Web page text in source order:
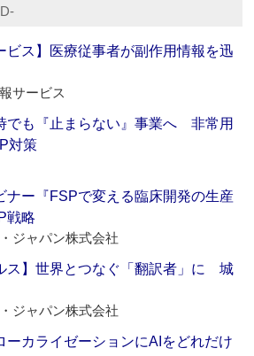
ビス】医療従事者が副作用情報を迅
サービス
でも『止まらない』事業へ 非常用
対策
ナー『FSPで変える臨床開発の生産
戦略
ジャパン株式会社
ス】世界とつなぐ「翻訳者」に 城
ジャパン株式会社
ーカライゼーションにAIをどれだけ